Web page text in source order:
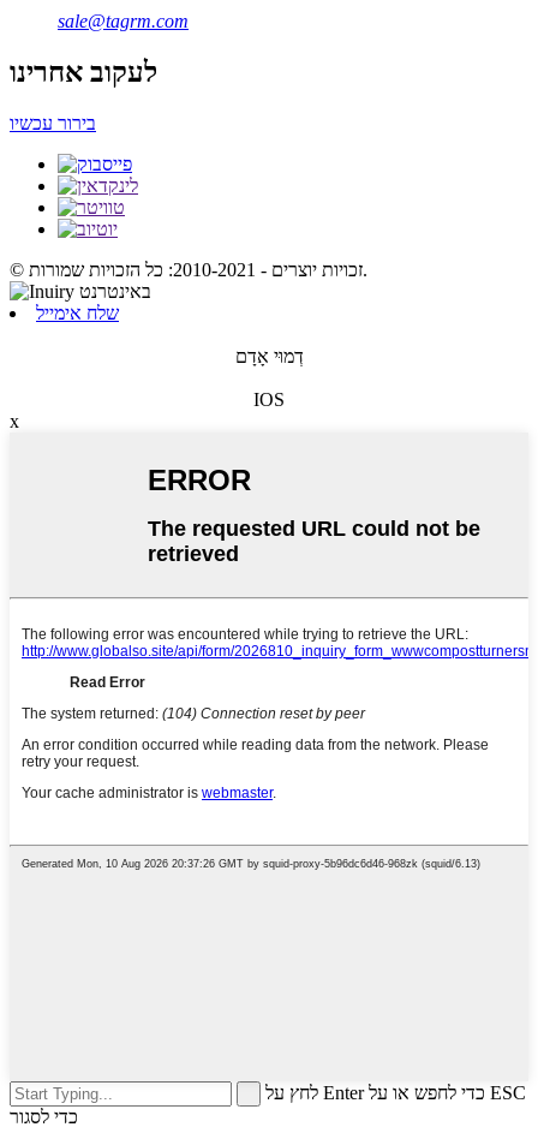
sale@tagrm.com
לעקוב אחרינו
בירור עכשיו
© זכויות יוצרים - 2010-2021: כל הזכויות שמורות.
שלח אימייל
דְמוּי אָדָם
IOS
x
לחץ על Enter כדי לחפש או על ESC
כדי לסגור